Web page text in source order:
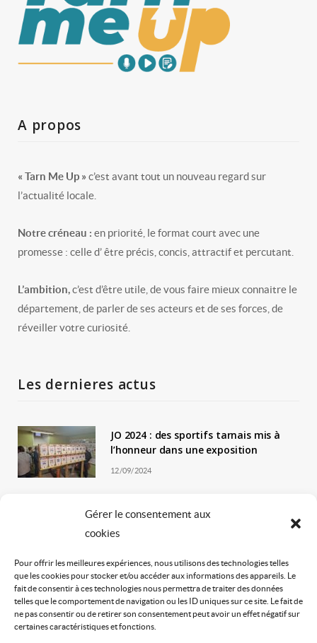
Gérer le consentement aux
cookies
Pour offrir les meilleures expériences, nous utilisons des technologies telles
que les cookies pour stocker et/ou accéder aux informations des appareils. Le
fait de consentir à ces technologies nous permettra de traiter des données
telles que le comportement de navigation ou les ID uniques sur ce site. Le fait de
ne pas consentir ou de retirer son consentement peut avoir un effet négatif sur
certaines caractéristiques et fonctions.
A propos
« Tarn Me Up » c’est avant tout un nouveau regard sur
l’actualité locale.
Notre créneau : en priorité, le format court avec une
promesse : celle d’ être précis, concis, attractif et percutant.
L’ambition,c’est d’être utile, de vous faire mieux connaitre le
département, de parler de ses acteurs et de ses forces, de
réveiller votre curiosité.
Les dernieres actus
JO 2024 : des sportifs tarnais mis à
l’honneur dans une exposition
12/09/2024
une 4ème édition !
La gemmothérapie, vous connaissez ?
20/07/2024